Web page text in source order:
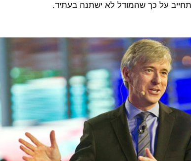
על כך שהמודל לא ישתנה בעתיד.